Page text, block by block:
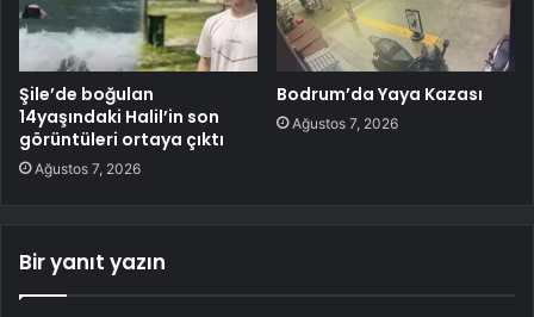
Şile’de boğulan
14yaşındaki Halil’in son
görüntüleri ortaya çıktı
Ağustos 7, 2026
Bodrum’da Yaya Kazası
Ağustos 7, 2026
Bir yanıt yazın